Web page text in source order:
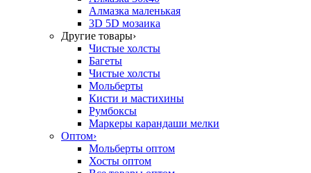
Алмазка маленькая
3D 5D мозаика
Другие товары›
Чистые холсты
Багеты
Чистые холсты
Мольберты
Кисти и мастихины
Румбоксы
Маркеры карандаши мелки
Оптом›
Мольберты оптом
Хосты оптом